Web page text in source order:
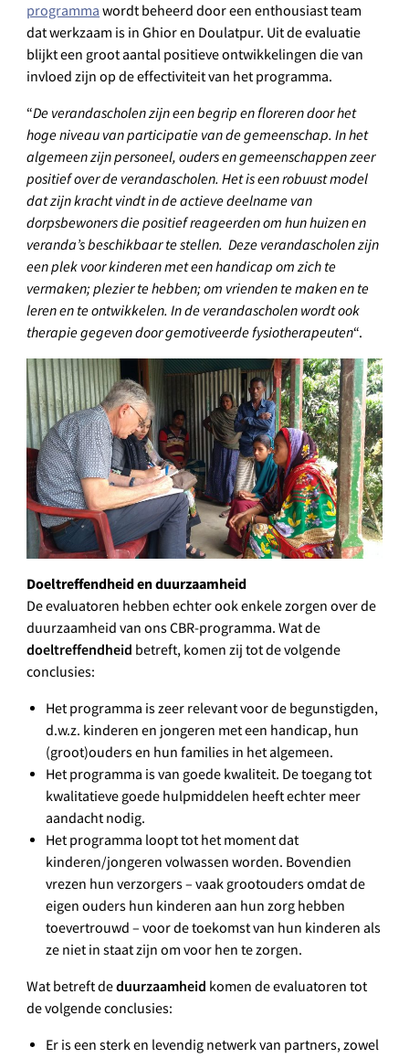
programma wordt beheerd door een enthousiast team
dat werkzaam is in Ghior en Doulatpur. Uit de evaluatie
blijkt een groot aantal positieve ontwikkelingen die van
invloed zijn op de effectiviteit van het programma.
“De verandascholen zijn een begrip en floreren door het
hoge niveau van participatie van de gemeenschap. In het
algemeen zijn personeel, ouders en gemeenschappen zeer
positief over de verandascholen. Het is een robuust model
dat zijn kracht vindt in de actieve deelname van
dorpsbewoners die positief reageerden om hun huizen en
veranda’s beschikbaar te stellen. Deze verandascholen zijn
een plek voor kinderen met een handicap om zich te
vermaken; plezier te hebben; om vrienden te maken en te
leren en te ontwikkelen. In de verandascholen wordt ook
therapie gegeven door gemotiveerde fysiotherapeuten“.
Doeltreffendheid en duurzaamheid
De evaluatoren hebben echter ook enkele zorgen over de
duurzaamheid van ons CBR-programma. Wat de
doeltreffendheid betreft, komen zij tot de volgende
conclusies:
Het programma is zeer relevant voor de begunstigden,
d.w.z. kinderen en jongeren met een handicap, hun
(groot)ouders en hun families in het algemeen.
Het programma is van goede kwaliteit. De toegang tot
kwalitatieve goede hulpmiddelen heeft echter meer
aandacht nodig.
Het programma loopt tot het moment dat
kinderen/jongeren volwassen worden. Bovendien
vrezen hun verzorgers – vaak grootouders omdat de
eigen ouders hun kinderen aan hun zorg hebben
toevertrouwd – voor de toekomst van hun kinderen als
ze niet in staat zijn om voor hen te zorgen.
Wat betreft deduurzaamheid komen de evaluatoren tot
de volgende conclusies:
Er is een sterk en levendig netwerk van partners, zowel